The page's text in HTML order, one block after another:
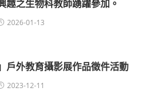
趣之生物科教師踴躍參加。
2026-01-13
戶外教育攝影展作品徵件活動
2023-12-11